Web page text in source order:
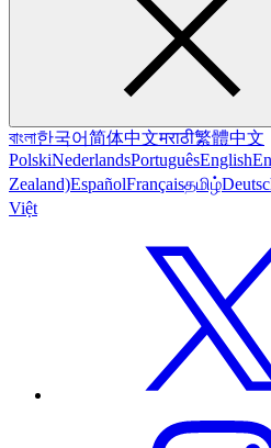
বাংলা한국어简体中文मराठी繁體中文
PolskiNederlandsPortuguêsEnglish
Zealand)EspañolFrançaisதமிழ்
Việt